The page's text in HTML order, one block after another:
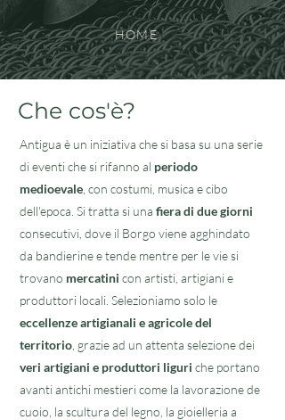
HOME
Che cos'è?
Antigua è un iniziativa che si basa su una serie
di eventi che si rifanno al periodo
medioevale , con costumi, musica e cibo
dell'epoca. Si tratta si una fiera di due giorni
consecutivi, dove il Borgo viene agghindato
da bandierine e tende mentre per le vie si
trovano mercatini con artisti, artigiani e
produttori locali. Selezioniamo solo le
eccellenze artigianali e agricole del
territorio , grazie ad un attenta selezione dei
veri artigiani e produttori liguri che portano
avanti antichi mestieri come la lavorazione de
cuoio, la scultura del legno, la gioielleria a